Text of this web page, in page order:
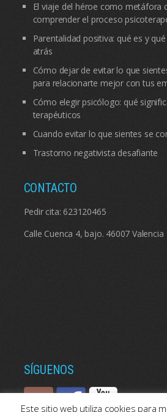
El viaje del héroe como metáfora
comprender el proceso
Parentalidad positiva: qué es y
atrás
Cómo dejar de evitar lo que
para relacionarte mejor con tus
Cómo elegir psicólogo: qué
terapéuticos
Cuando evitar lo que sientes se
Trastorno negativista desafiante
CONTACTO
Pedir cita: 623120465
Calle Cuenca 4, bajo. 46007 Valencia
SÍGUENOS
Este sitio web utiliza cookies para